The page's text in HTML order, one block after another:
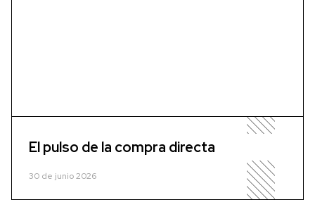
El pulso de la compra directa
30 de junio 2026